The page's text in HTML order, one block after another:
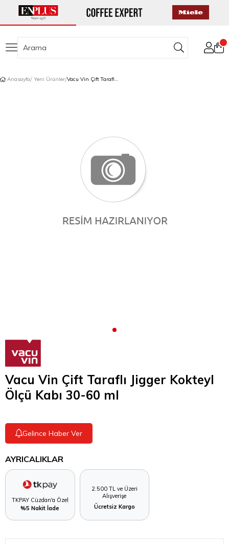
Anasayfa Yeni Ürünler Vacu Vin Çift Taraflı Jigger Kokteyl Ölçü Kabı 30-60 ml
Vacu Vin Çift Taraflı Jigger Kokteyl
Ölçü Kabı 30-60 ml
Gelince Haber Ver
AYRICALIKLAR
TKPAY Cüzdan'a Özel
%5 Nakit İade
2.500 TL ve Üzeri
Alışverişe
Ücretsiz Kargo